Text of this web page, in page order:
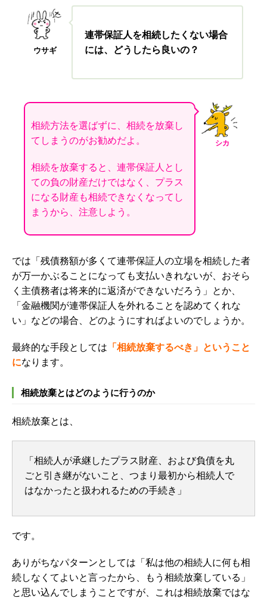
ウサギ
連帯保証人を相続したくない場合
には、どうしたら良いの？
シカ
相続方法を選ばずに、相続を放棄し
てしまうのがお勧めだよ。
相続を放棄すると、連帯保証人とし
ての負の財産だけではなく、プラス
になる財産も相続できなくなってし
まうから、注意しよう。
では「残債務額が多くて連帯保証人の立場を相続した者
が万一かぶることになっても支払いきれないが、おそら
く主債務者は将来的に返済ができないだろう」とか、
「金融機関が連帯保証人を外れることを認めてくれな
い」などの場合、どのようにすればよいのでしょうか。
最終的な手段としては 「相続放棄するべき」ということ
になります。
相続放棄とはどのように行うのか
相続放棄とは、
「相続人が承継したプラス財産、および負債を丸
ごと引き継がないこと、つまり最初から相続人で
はなかったと扱われるための手続き」
です。
ありがちなパターンとしては「私は他の相続人に何も相
続しなくてよいと言ったから、もう相続放棄している」
と思い込んでしまうことですが、これは相続放棄ではな